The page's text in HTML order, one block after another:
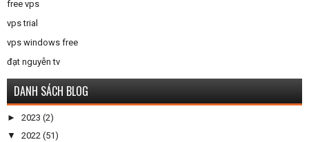
free vps
vps trial
vps windows free
đạt nguyễn tv
DANH SÁCH BLOG
► 2023 (2)
▼
2022 (51)